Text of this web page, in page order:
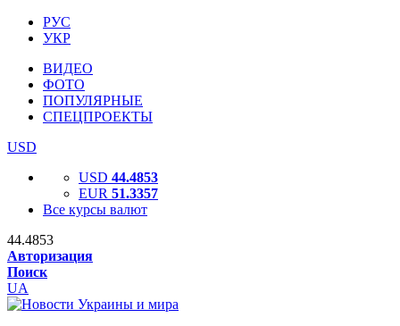
РУС
УКР
ВИДЕО
ФОТО
ПОПУЛЯРНЫЕ
СПЕЦПРОЕКТЫ
USD
USD 44.4853
EUR 51.3357
Все курсы валют
44.4853
Авторизация
Поиск
UA